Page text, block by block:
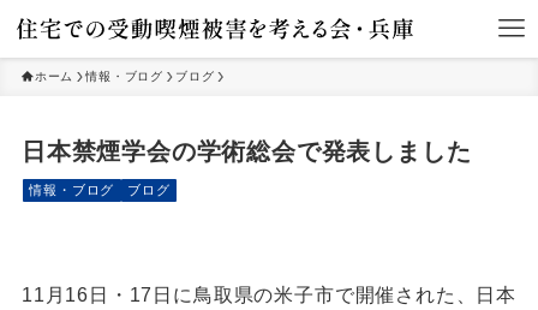
ホーム 情報・ブログ ブログ
日本禁煙学会の学術総会で発表しました
情報・ブログ ブログ
11月16日・17日に鳥取県の米子市で開催された、日本